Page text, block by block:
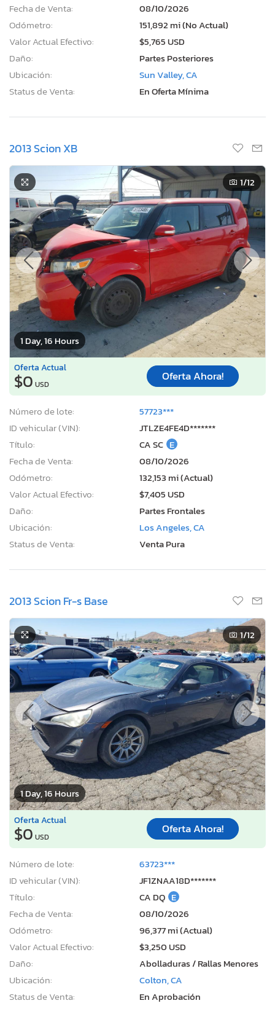
Fecha de Venta:
08/10/2026
Odómetro:
151,892 mi (No Actual)
Valor Actual Efectivo:
$5,765 USD
Daño:
Partes Posteriores
Ubicación:
Sun Valley, CA
Status de Venta:
En Oferta Mínima
2013 Scion XB
1 Day, 16 Hours
1/12
Oferta Actual
$0 USD
Oferta Ahora!
Número de lote:
57723***
ID vehicular (VIN):
JTLZE4FE4D*******
Título:
CA SC E
Fecha de Venta:
08/10/2026
Odómetro:
132,153 mi (Actual)
Valor Actual Efectivo:
$7,405 USD
Daño:
Partes Frontales
Ubicación:
Los Angeles, CA
Status de Venta:
Venta Pura
2013 Scion Fr-s Base
1 Day, 16 Hours
1/12
Oferta Actual
$0 USD
Oferta Ahora!
Número de lote:
63723***
ID vehicular (VIN):
JF1ZNAA18D*******
Título:
CA DQ E
Fecha de Venta:
08/10/2026
Odómetro:
96,377 mi (Actual)
Valor Actual Efectivo:
$3,250 USD
Daño:
Abolladuras / Rallas Menores
Ubicación:
Colton, CA
Status de Venta:
En Aprobación